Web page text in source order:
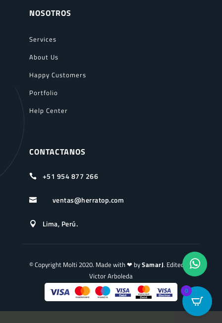
NOSOTROS
Services
About Us
Happy Customers
Portfolio
Help Center
CONTACTANOS
 +51 954 877 266
 ventas@herratop.com
 Lima, Perú.
© Copyright Molti 2020. Made with ❤ bySamarJ. Edited by
Victor Arboleda
0